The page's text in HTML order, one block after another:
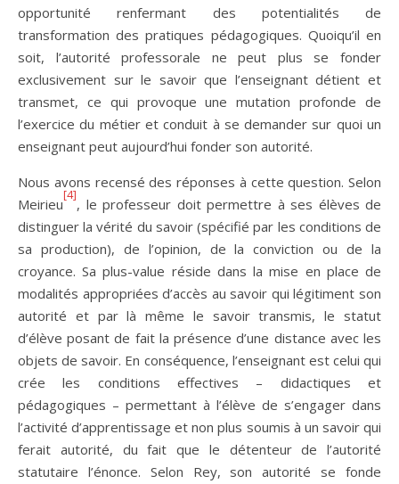
opportunité renfermant des potentialités de
transformation des pratiques pédagogiques. Quoiqu’il en
soit, l’autorité professorale ne peut plus se fonder
exclusivement sur le savoir que l’enseignant détient et
transmet, ce qui provoque une mutation profonde de
l’exercice du métier et conduit à se demander sur quoi un
enseignant peut aujourd’hui fonder son autorité.
Nous avons recensé des réponses à cette question. Selon
Meirieu
[4]
, le professeur doit permettre à ses élèves de
distinguer la vérité du savoir (spécifié par les conditions de
sa production), de l’opinion, de la conviction ou de la
croyance. Sa plus-value réside dans la mise en place de
modalités appropriées d’accès au savoir qui légitiment son
autorité et par là même le savoir transmis, le statut
d’élève posant de fait la présence d’une distance avec les
objets de savoir. En conséquence, l’enseignant est celui qui
crée les conditions effectives – didactiques et
pédagogiques – permettant à l’élève de s’engager dans
l’activité d’apprentissage et non plus soumis à un savoir qui
ferait autorité, du fait que le détenteur de l’autorité
statutaire l’énonce. Selon Rey, son autorité se fonde